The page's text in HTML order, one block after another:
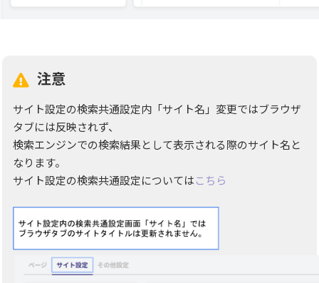
注意
サイト設定の検索共通設定内「サイト名」変更ではブラウザ
タブには反映されず、
検索エンジンでの検索結果として表示される際のサイト名と
なります。
サイト設定の検索共通設定についてはこちら